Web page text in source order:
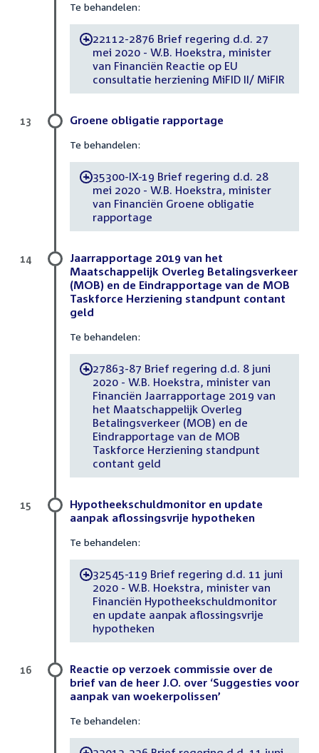
Te behandelen:
-22112-2876 Brief regering d.d. 27
mei 2020 - W.B. Hoekstra, minister
van Financiën Reactie op EU
consultatie herziening MiFID II/ MiFIR
Groene obligatie rapportage
Te behandelen:
-35300-IX-19 Brief regering d.d. 28
mei 2020 - W.B. Hoekstra, minister
van Financiën Groene obligatie
rapportage
13
Jaarrapportage 2019 van het
Maatschappelijk Overleg Betalingsverkeer
(MOB) en de Eindrapportage van de MOB
Taskforce Herziening standpunt contant
geld
Te behandelen:
-27863-87 Brief regering d.d. 8 juni
2020 - W.B. Hoekstra, minister van
Financiën Jaarrapportage 2019 van
het Maatschappelijk Overleg
Betalingsverkeer (MOB) en de
Eindrapportage van de MOB
Taskforce Herziening standpunt
contant geld
14
Hypotheekschuldmonitor en update
aanpak aflossingsvrije hypotheken
Te behandelen:
-32545-119 Brief regering d.d. 11 juni
2020 - W.B. Hoekstra, minister van
Financiën Hypotheekschuldmonitor
en update aanpak aflossingsvrije
hypotheken
15
Reactie op verzoek commissie over de
brief van de heer J.O. over ‘Suggesties voor
aanpak van woekerpolissen’
Te behandelen:
16